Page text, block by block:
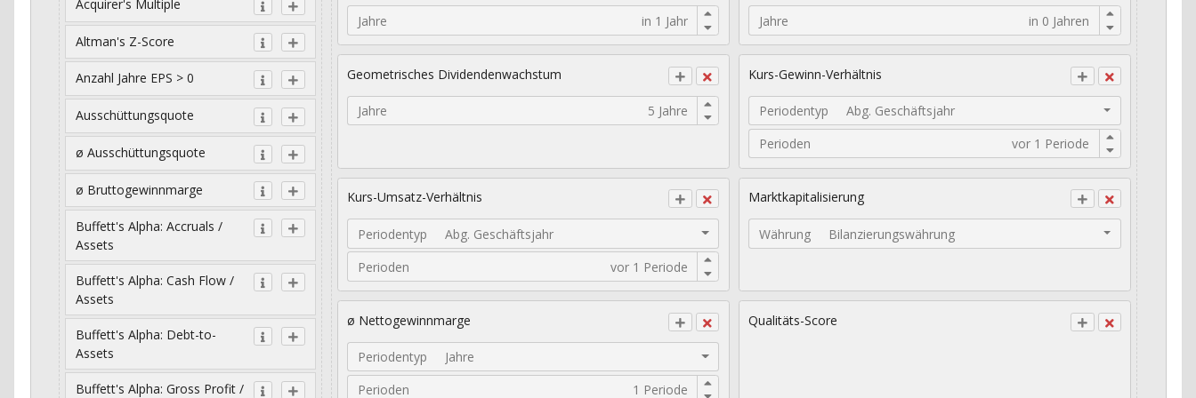
Acquirer's Multiple
Altman's Z-Score
Anzahl Jahre EPS > 0
Ausschüttungsquote
ø Ausschüttungsquote
ø Bruttogewinnmarge
Buffett's Alpha: Accruals /
Assets
Buffett's Alpha: Cash Flow /
Assets
Buffett's Alpha: Debt-to-
Assets
Buffett's Alpha: Gross Profit /
Jahre Jahre
Geometrisches Dividendenwachstum
Jahre
Kurs-Gewinn-Verhältnis
Periodentyp
Abg. Geschäftsjahr
Perioden
Kurs-Umsatz-Verhältnis
Periodentyp
Abg. Geschäftsjahr
Perioden
Marktkapitalisierung
Währung Bilanzierungswährung
ø Nettogewinnmarge
Periodentyp
Jahre
Perioden
Qualitäts-Score